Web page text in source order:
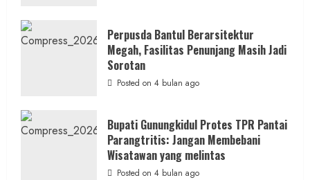
Kontraktor:
Ketum
PWRI
Minta
Perpusda Bantul Berarsitektur
Megah, Fasilitas Penunjang Masih Jadi
Sorotan
Posted on 4 bulan ago
Bupati Gunungkidul Protes TPR Pantai
Parangtritis: Jangan Membebani
Wisatawan yang melintas
Posted on 4 bulan ago